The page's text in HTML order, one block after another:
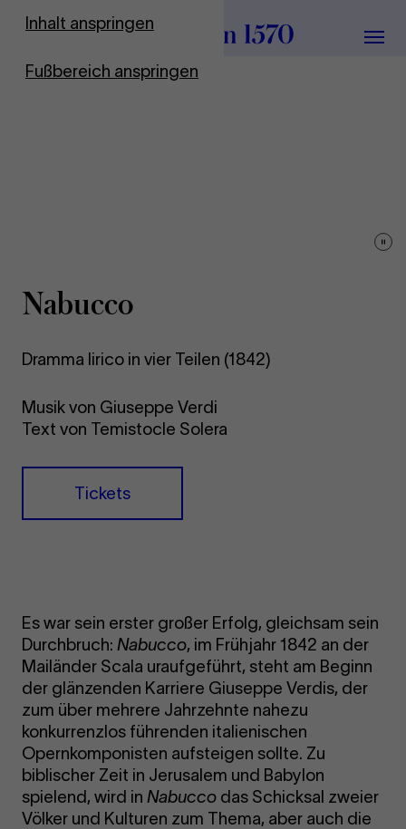
Inhalt anspringen
Fußbereich anspringen
Zur Startseite
Menü
Nabucco
Dramma lirico in vier Teilen (1842)
Musik von Giuseppe Verdi
Text von Temistocle Solera
Tickets
Es war sein erster großer Erfolg, gleichsam sein
Durchbruch:Nabucco, im Frühjahr 1842 an der
Mailänder Scala uraufgeführt, steht am Beginn
der glänzenden Karriere Giuseppe Verdis, der
zum über mehrere Jahrzehnte nahezu
konkurrenzlos führenden italienischen
Opernkomponisten aufsteigen sollte. Zu
biblischer Zeit in Jerusalem und Babylon
spielend, wird inNabucco das Schicksal zweier
Völker und Kulturen zum Thema, aber auch die